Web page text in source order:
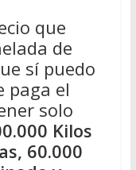
que
de
sí puedo
paga el
solo
Kilos
60.000